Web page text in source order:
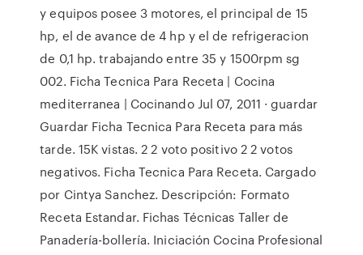
y equipos posee 3 motores, el principal de 15
hp, el de avance de 4 hp y el de refrigeracion
de 0,1 hp. trabajando entre 35 y 1500rpm sg
002. Ficha Tecnica Para Receta | Cocina
mediterranea | Cocinando Jul 07, 2011 · guardar
Guardar Ficha Tecnica Para Receta para más
tarde. 15K vistas. 2 2 voto positivo 2 2 votos
negativos. Ficha Tecnica Para Receta. Cargado
por Cintya Sanchez. Descripción: Formato
Receta Estandar. Fichas Técnicas Taller de
Panadería-bollería. Iniciación Cocina Profesional